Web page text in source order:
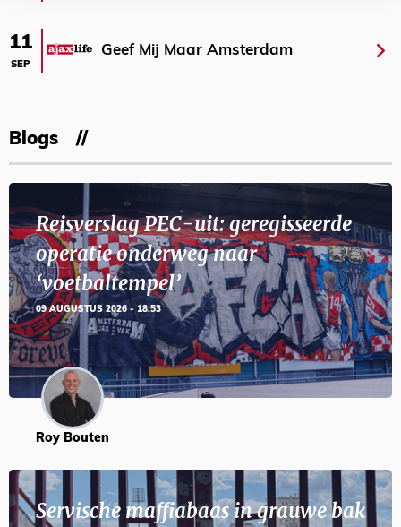
11
SEP
Geef Mij Maar Amsterdam
Blogs
Reisverslag PEC-uit: geregisseerde
operatie onderweg naar
‘voetbaltempel’
09 AUGUSTUS 2026 - 18:53
Roy Bouten
Servische maffiabaas in grauwe bak